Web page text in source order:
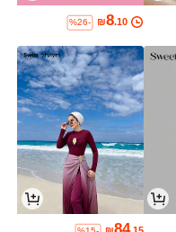
₪8.10
%26-